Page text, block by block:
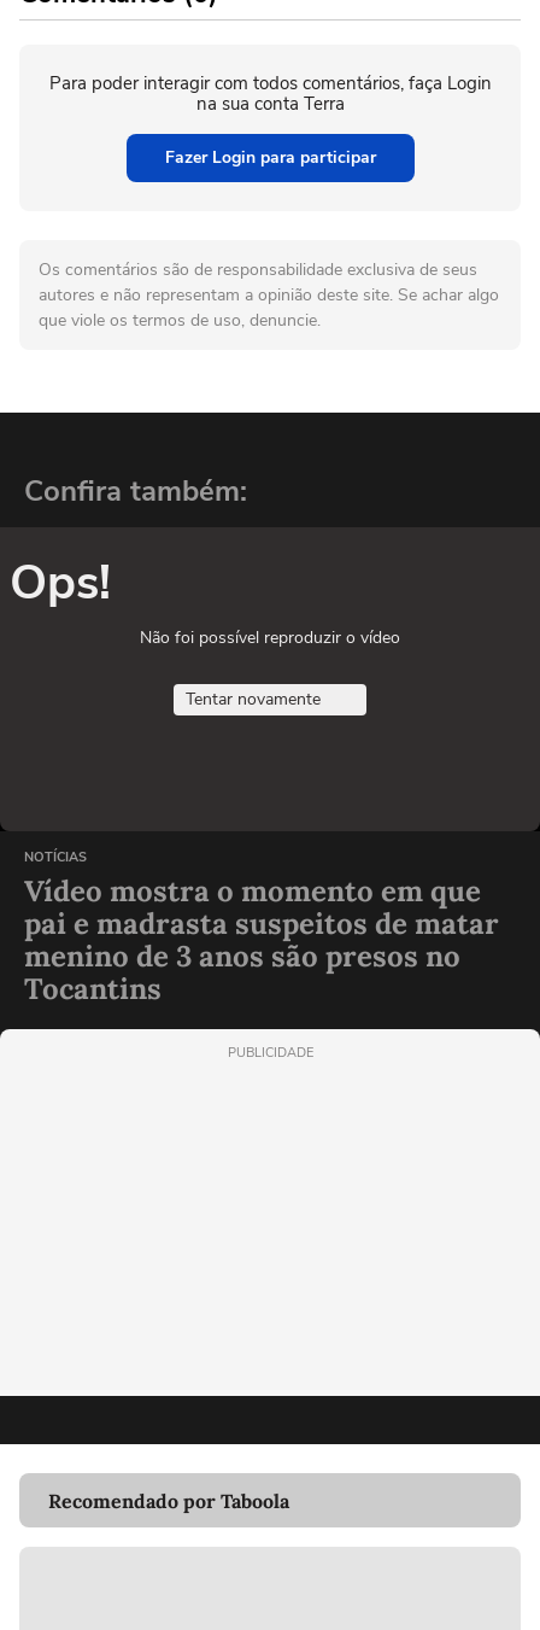
Para poder interagir com todos comentários, faça Login
na sua conta Terra
Fazer Login para participar
Os comentários são de responsabilidade exclusiva de seus
autores e não representam a opinião deste site. Se achar algo
que viole os termos de uso, denuncie.
Confira também:
Ops!
Não foi possível reproduzir o vídeo
Tentar novamente
NOTÍCIAS
Vídeo mostra o momento em que
pai e madrasta suspeitos de matar
menino de 3 anos são presos no
Tocantins
PUBLICIDADE
Recomendado por Taboola